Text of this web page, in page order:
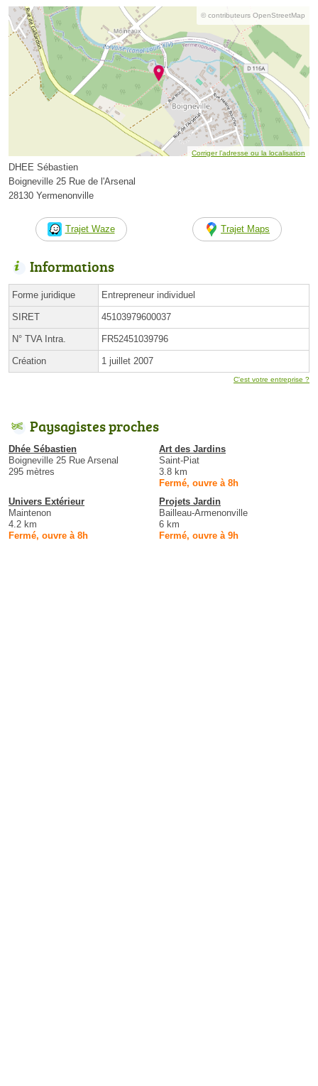
© contributeurs OpenStreetMap
Corriger l’adresse ou la localisation
DHEE Sébastien
Boigneville 25 Rue de l'Arsenal
28130 Yermenonville
Trajet Waze Trajet Maps
Informations
Forme juridique Entrepreneur individuel
SIRET 45103979600037
N° TVA Intra. FR52451039796
Création 1 juillet 2007
C'est votre entreprise ?
Paysagistes proches
Dhée Sébastien
Boigneville 25 Rue Arsenal
295 mètres
Art des Jardins
Saint-Piat
3.8 km
Fermé, ouvre à 8h
Univers Extérieur
Maintenon
4.2 km
Fermé, ouvre à 8h
Projets Jardin
Bailleau-Armenonville
6 km
Fermé, ouvre à 9h